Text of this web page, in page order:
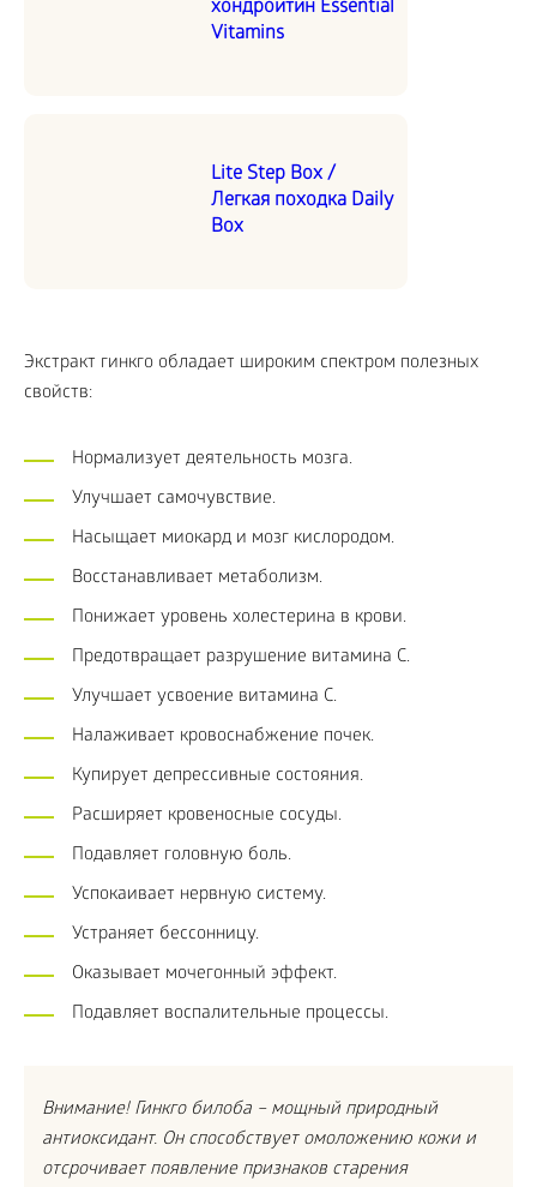
хондроитин Essential
Vitamins
Lite Step Box /
Легкая походка Daily
Box
Экстракт гинкго обладает широким спектром полезных
свойств:
Нормализует деятельность мозга.
Улучшает самочувствие.
Насыщает миокард и мозг кислородом.
Восстанавливает метаболизм.
Понижает уровень холестерина в крови.
Предотвращает разрушение витамина C.
Улучшает усвоение витамина C.
Налаживает кровоснабжение почек.
Купирует депрессивные состояния.
Расширяет кровеносные сосуды.
Подавляет головную боль.
Успокаивает нервную систему.
Устраняет бессонницу.
Оказывает мочегонный эффект.
Подавляет воспалительные процессы.
Внимание! Гинкго билоба – мощный природный
антиоксидант. Он способствует омоложению кожи и
отсрочивает появление признаков старения